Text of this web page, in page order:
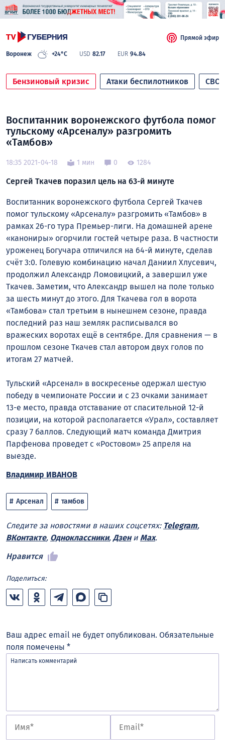
Воронеж +24°C USD 82.17 EUR 94.84
Прямой эфир
Бензиновый кризис Атаки беспилотников СВО
Воспитанник воронежского футбола помог
тульскому «Арсеналу» разгромить
«Тамбов»
18:35 2021-04-18 1 мин 0 1284
Сергей Ткачев поразил цель на 63-й минуте
Воспитанник воронежского футбола Сергей Ткачев
помог тульскому «Арсеналу» разгромить «Тамбов» в
рамках 26-го тура Премьер-лиги. На домашней арене
«канониры» огорчили гостей четыре раза. В частности
уроженец Богучара отличился на 64-й минуте, сделав
счёт 3:0. Голевую комбинацию начал Даниил Хлусевич,
продолжил Александр Ломовицкий, а завершил уже
Ткачев. Заметим, что Александр вышел на поле только
за шесть минут до этого. Для Ткачева гол в ворота
«Тамбова» стал третьим в нынешнем сезоне, правда
последний раз наш земляк расписывался во
вражеских воротах ещё в сентябре. Для сравнения — в
прошлом сезоне Ткачев стал автором двух голов по
итогам 27 матчей.
Тульский «Арсенал» в воскресенье одержал шестую
победу в чемпионате России и с 23 очками занимает
13-е место, правда отставание от спасительной 12-й
позиции, на которой располагается «Урал», составляет
сразу 7 баллов. Следующий матч команда Дмитрия
Парфенова проведет с «Ростовом» 25 апреля на
выезде.
Владимир ИВАНОВ
Арсенал тамбов
Следите за новостями в наших соцсетях: Telegram,
ВКонтакте, Одноклассники, Дзени Max.
Нравится
Поделиться:
Ваш адрес email не будет опубликован. Обязательные
поля помечены *